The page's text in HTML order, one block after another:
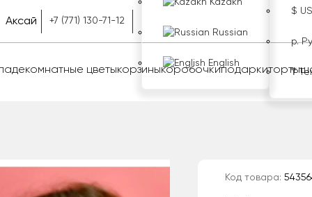
Аксай +7 (771) 130-71-12
Kazakh
Russian
English
$
р.
₸
комнатные цветыкорзиныкоробочкиподаркиторты
Код товара: